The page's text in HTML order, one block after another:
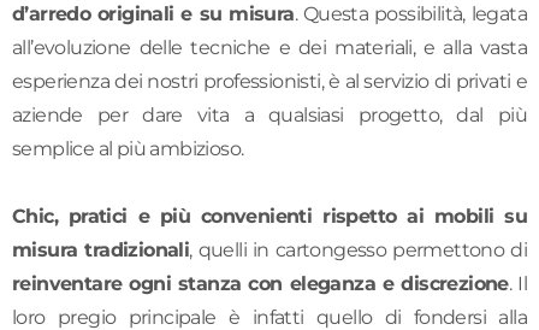
d’arredo originali e su misura. Questa possibilità, legata
all’evoluzione delle tecniche e dei materiali, e alla vasta
esperienza dei nostri professionisti, è al servizio di privati e
aziende per dare vita a qualsiasi progetto, dal più
semplice al più ambizioso.
Chic, pratici e più convenienti rispetto ai mobili su
misura tradizionali, quelli in cartongesso permettono di
reinventare ogni stanza con eleganza e discrezione. Il
loro pregio principale è infatti quello di fondersi alla